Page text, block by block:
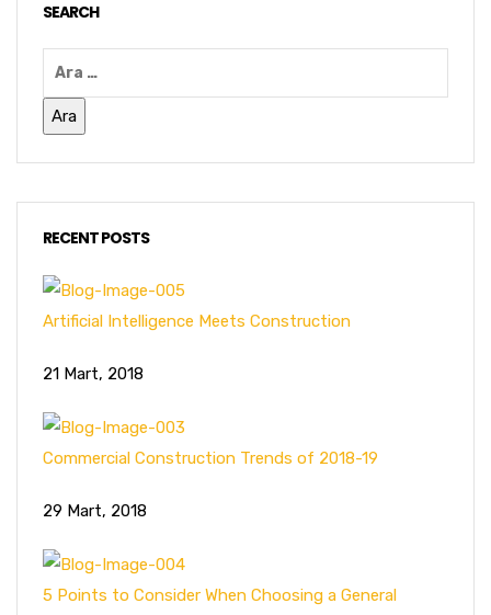
SEARCH
RECENT POSTS
Artificial Intelligence Meets Construction
21 Mart, 2018
Commercial Construction Trends of 2018-19
29 Mart, 2018
5 Points to Consider When Choosing a General